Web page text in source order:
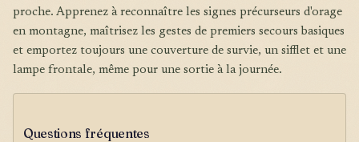
proche. Apprenez à reconnaître les signes précurseurs d'orage
en montagne, maîtrisez les gestes de premiers secours basiques
et emportez toujours une couverture de survie, un sifflet et une
lampe frontale, même pour une sortie à la journée.
Questions fréquentes